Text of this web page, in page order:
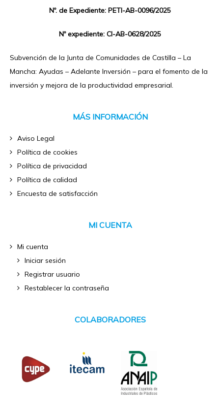
Nº. de Expediente: PETI-AB-0096/2025
Nº expediente: CI-AB-0628/2025
Subvención de la Junta de Comunidades de Castilla – La
Mancha: Ayudas – Adelante Inversión – para el fomento de la
inversión y mejora de la productividad empresarial.
MÁS INFORMACIÓN
Aviso Legal
Política de cookies
Política de privacidad
Política de calidad
Encuesta de satisfacción
MI CUENTA
Mi cuenta
Iniciar sesión
Registrar usuario
Restablecer la contraseña
COLABORADORES